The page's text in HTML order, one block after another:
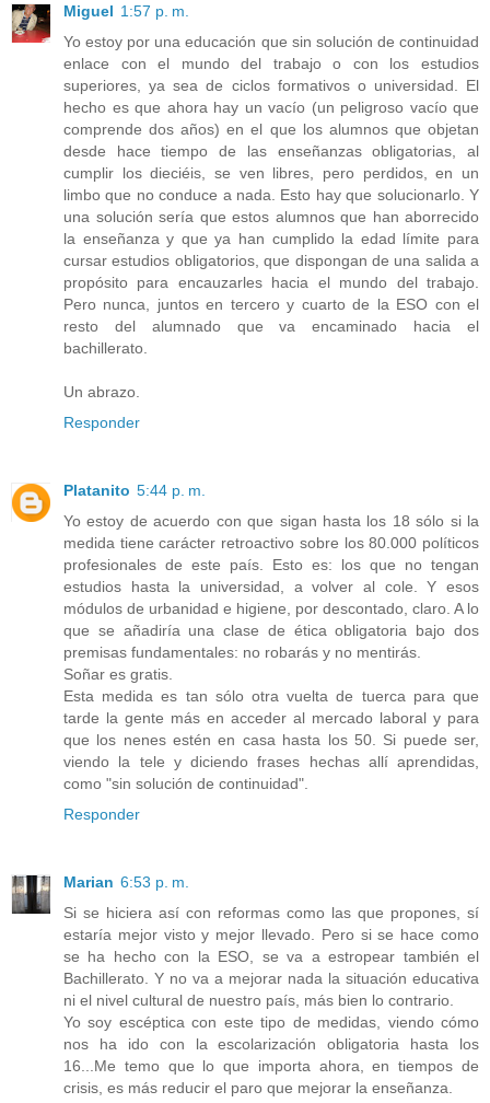
Miguel 1:57 p. m.
Yo estoy por una educación que sin solución de continuidad
enlace con el mundo del trabajo o con los estudios
superiores, ya sea de ciclos formativos o universidad. El
hecho es que ahora hay un vacío (un peligroso vacío que
comprende dos años) en el que los alumnos que objetan
desde hace tiempo de las enseñanzas obligatorias, al
cumplir los dieciéis, se ven libres, pero perdidos, en un
limbo que no conduce a nada. Esto hay que solucionarlo. Y
una solución sería que estos alumnos que han aborrecido
la enseñanza y que ya han cumplido la edad límite para
cursar estudios obligatorios, que dispongan de una salida a
propósito para encauzarles hacia el mundo del trabajo.
Pero nunca, juntos en tercero y cuarto de la ESO con el
resto del alumnado que va encaminado hacia el
bachillerato.
Un abrazo.
Responder
Platanito 5:44 p. m.
Yo estoy de acuerdo con que sigan hasta los 18 sólo si la
medida tiene carácter retroactivo sobre los 80.000 políticos
profesionales de este país. Esto es: los que no tengan
estudios hasta la universidad, a volver al cole. Y esos
módulos de urbanidad e higiene, por descontado, claro. A lo
que se añadiría una clase de ética obligatoria bajo dos
premisas fundamentales: no robarás y no mentirás.
Soñar es gratis.
Esta medida es tan sólo otra vuelta de tuerca para que
tarde la gente más en acceder al mercado laboral y para
que los nenes estén en casa hasta los 50. Si puede ser,
viendo la tele y diciendo frases hechas allí aprendidas,
como "sin solución de continuidad".
Responder
Marian 6:53 p. m.
Si se hiciera así con reformas como las que propones, sí
estaría mejor visto y mejor llevado. Pero si se hace como
se ha hecho con la ESO, se va a estropear también el
Bachillerato. Y no va a mejorar nada la situación educativa
ni el nivel cultural de nuestro país, más bien lo contrario.
Yo soy escéptica con este tipo de medidas, viendo cómo
nos ha ido con la escolarización obligatoria hasta los
16...Me temo que lo que importa ahora, en tiempos de
crisis, es más reducir el paro que mejorar la enseñanza.